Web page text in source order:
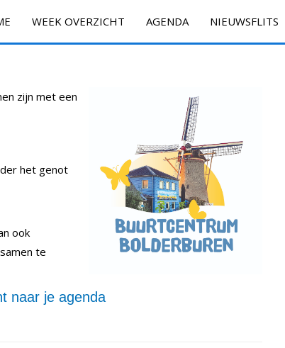
WEEK OVERZICHT AGENDA NIEUWSFLITS
zijn met een
het genot
ook
te
naar je agenda